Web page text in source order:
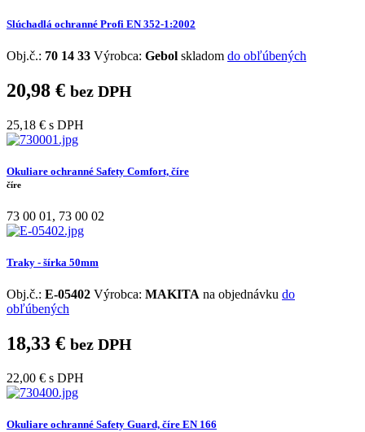
Slúchadlá ochranné Profi EN 352-1:2002
Obj.č.: 70 14 33 Výrobca: Gebol skladom do obľúbených
20,98 € bez DPH
25,18 € s DPH
Okuliare ochranné Safety Comfort, číre
číre
73 00 01 , 73 00 02
Traky - šírka 50mm
Obj.č.: E-05402 Výrobca: MAKITA na objednávku do
obľúbených
18,33 € bez DPH
22,00 € s DPH
Okuliare ochranné Safety Guard, číre EN 166